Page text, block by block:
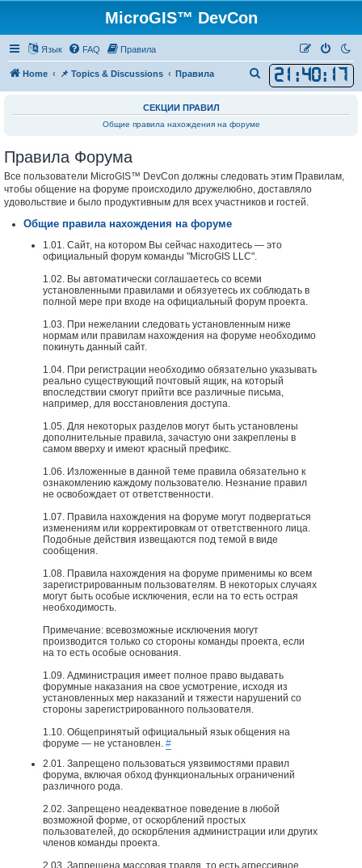
MicroGIS™ DevCon
Язык FAQ Правила
Home 📌 Topics & Discussions Правила 21 :40: 17
о
СЕКЦИИ ПРАВИЛ
Общие правила нахождения на форуме
Правила Форума
Все пользователи MicroGIS™ DevCon должны следовать этим Правилам,
чтобы общение на форуме происходило дружелюбно, доставляло
удовольствие и было продуктивным для всех участников и гостей.
Общие правила нахождения на форуме
1.01. Сайт, на котором Вы сейчас находитесь — это
официальный форум команды "MicroGIS LLC".
1.02. Вы автоматически соглашаетесь со всеми
установленными правилами и обязуетесь их соблюдать в
полной мере при входе на официальный форум проекта.
1.03. При нежелании следовать установленным ниже
нормам или правилам нахождения на форуме необходимо
покинуть данный сайт.
1.04. При регистрации необходимо обязательно указывать
реально существующий почтовый ящик, на который
впоследствии смогут прийти все различные письма,
например, для восстановления доступа.
1.05. Для некоторых разделов могут быть установлены
дополнительные правила, зачастую они закреплены в
самом вверху и имеют красный префикс.
1.06. Изложенные в данной теме правила обязательно к
ознакомлению каждому пользователю. Незнание правил
не освобождает от ответственности.
1.07. Правила нахождения на форуме могут подвергаться
изменениям или корректировкам от ответственного лица.
Подобные действия извещаются под темой в виде
сообщения.
1.08. Правила нахождения на форуме применимы ко всем
зарегистрированным пользователям. В некоторых случаях
могут быть особые исключения, если на то есть острая
необходимость.
Примечание: всевозможные исключения могут
производится только со стороны команды проекта, если
на то есть особые основания.​
1.09. Администрация имеет полное право выдавать
форумные наказания на свое усмотрение, исходя из
установленных мер наказаний и тяжести нарушений со
стороны зарегистрированного пользователя.
1.10. Общепринятый официальный язык общения на
форуме — не установлен. #
2.01. Запрещено пользоваться уязвимостями правил
форума, включая обход функциональных ограничений
различного рода.
2.02. Запрещено неадекватное поведение в любой
возможной форме, от оскорблений простых
пользователей, до оскорбления администрации или других
членов команды проекта.
2.03. Запрещена массовая травля, то есть агрессивное